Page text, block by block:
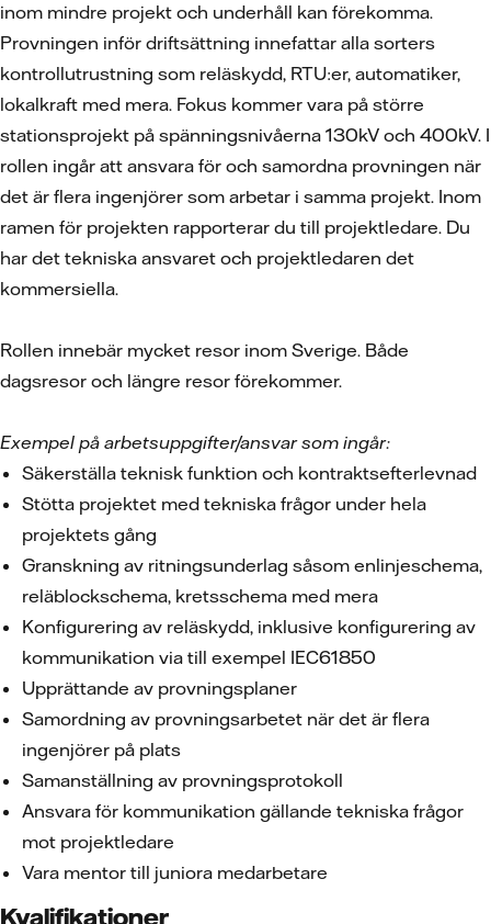
inom mindre projekt och underhåll kan förekomma.
Provningen inför driftsättning innefattar alla sorters
kontrollutrustning som reläskydd, RTU:er, automatiker,
lokalkraft med mera. Fokus kommer vara på större
stationsprojekt på spänningsnivåerna 130kV och 400kV. I
rollen ingår att ansvara för och samordna provningen när
det är flera ingenjörer som arbetar i samma projekt. Inom
ramen för projekten rapporterar du till projektledare. Du
har det tekniska ansvaret och projektledaren det
kommersiella.
Rollen innebär mycket resor inom Sverige. Både
dagsresor och längre resor förekommer.
Exempel på arbetsuppgifter/ansvar som ingår:
Säkerställa teknisk funktion och kontraktsefterlevnad
Stötta projektet med tekniska frågor under hela
projektets gång
Granskning av ritningsunderlag såsom enlinjeschema,
reläblockschema, kretsschema med mera
Konfigurering av reläskydd, inklusive konfigurering av
kommunikation via till exempel IEC61850
Upprättande av provningsplaner
Samordning av provningsarbetet när det är flera
ingenjörer på plats
Samanställning av provningsprotokoll
Ansvara för kommunikation gällande tekniska frågor
mot projektledare
Vara mentor till juniora medarbetare
Kvalifikationer